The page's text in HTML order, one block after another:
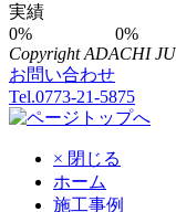
実績
0%
0%
Copyright ADACHI
お問い合わせ
Tel.0773-21-5875
× 閉じる
ホーム
施工事例